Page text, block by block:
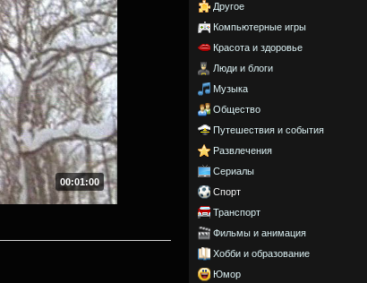
00:01:00
Другое
Компьютерные игры
Красота и здоровье
Люди и блоги
Музыка
Общество
Путешествия и события
Развлечения
Сериалы
Спорт
Транспорт
Фильмы и анимация
Хобби и образование
Юмор